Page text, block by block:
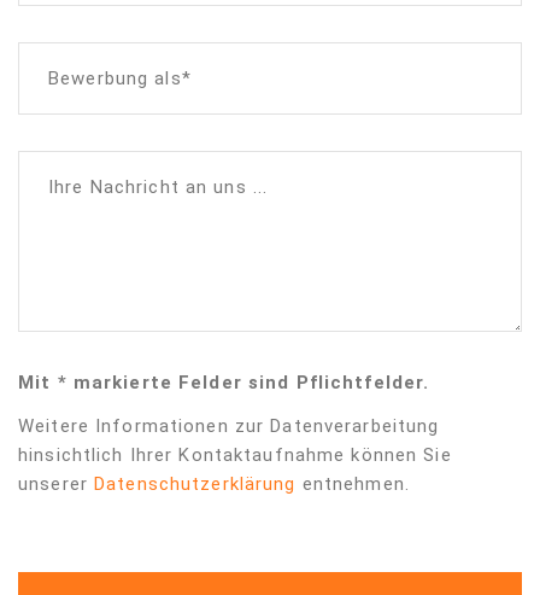
Bewerbung als*
Ihre Nachricht an uns ...
Mit * markierte Felder sind Pflichtfelder.
Weitere Informationen zur Datenverarbeitung
hinsichtlich Ihrer Kontaktaufnahme können Sie
unserer Datenschutzerklärung entnehmen.